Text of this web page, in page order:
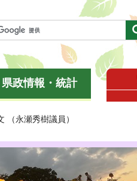
県政情報・統計
永瀬秀樹議員）